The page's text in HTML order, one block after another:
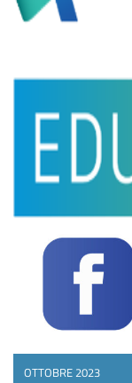
OTTOBRE 2023